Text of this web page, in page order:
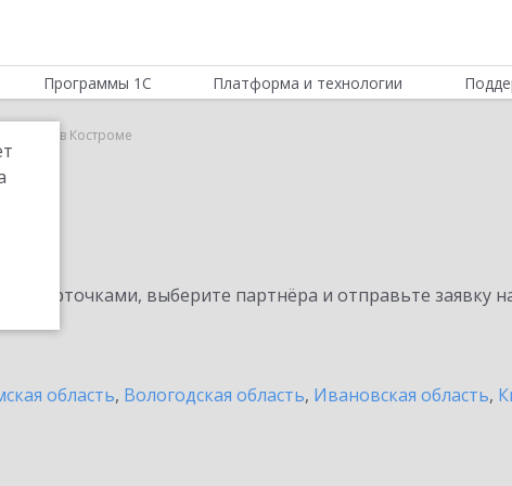
Программы 1С Платформа и технологии
1С:Курьер в Костроме
карточками, выберите партнёра и отправьте заявку
область, Вологодская область, Ивановская область,